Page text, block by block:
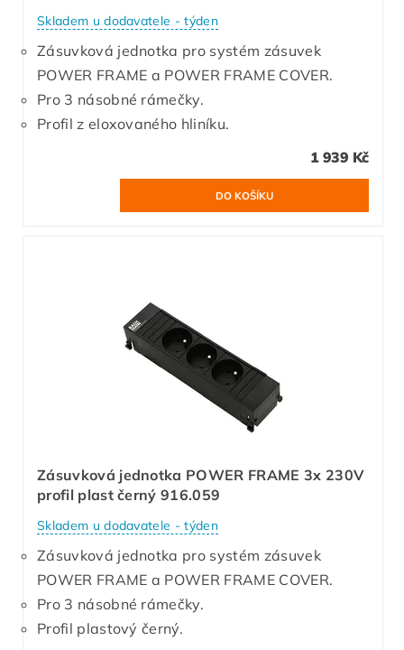
Skladem u dodavatele - týden
Zásuvková jednotka pro systém zásuvek
POWER FRAME a POWER FRAME COVER.
Pro 3 násobné rámečky.
Profil z eloxovaného hliníku.
1 939 Kč
Zásuvková jednotka POWER FRAME 3x 230V
profil plast černý 916.059
Skladem u dodavatele - týden
Zásuvková jednotka pro systém zásuvek
POWER FRAME a POWER FRAME COVER.
Pro 3 násobné rámečky.
Profil plastový černý.